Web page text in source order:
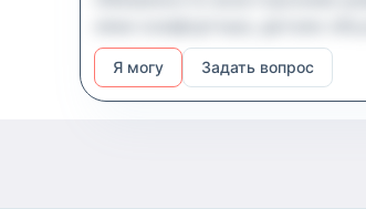
часа в день малыш спит.
игровыми площадками.
Я могу Задать вопрос